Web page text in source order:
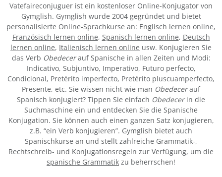
Vatefaireconjuguer ist ein kostenloser Online-Konjugator von
Gymglish. Gymglish wurde 2004 gegründet und bietet
personalisierte Online-Sprachkurse an: Englisch lernen online,
Französisch lernen online, Spanisch lernen online, Deutsch
lernen online, Italienisch lernen online usw. Konjugieren Sie
das Verb Obedecerauf Spanische in allen Zeiten und Modi:
Indicativo, Subjuntivo, Imperativo, Futuro perfecto,
Condicional, Pretérito imperfecto, Pretérito pluscuamperfecto,
Presente, etc. Sie wissen nicht wie man Obedecerauf
Spanisch konjugiert? Tippen Sie einfach Obedecerin die
Suchmaschine ein und entdecken Sie die Spanische
Konjugation. Sie können auch einen ganzen Satz konjugieren,
z.B. “ein Verb konjugieren”. Gymglish bietet auch
Spanischkurse an und stellt zahlreiche Grammatik-,
Rechtschreib- und Konjugationsregeln zur Verfügung, um die
spanische Grammatik zu beherrschen!